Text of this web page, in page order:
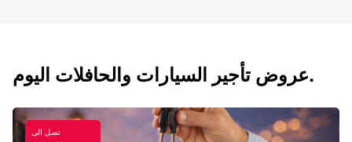
عروض تأجير السيارات والحافلات اليوم.
تصل الى